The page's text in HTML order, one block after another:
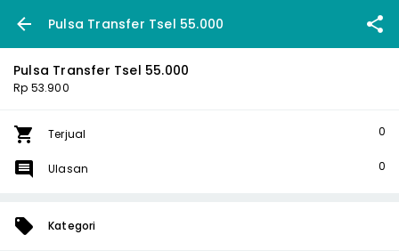
Pulsa Transfer Tsel 55.000
Pulsa Transfer Tsel 55.000
Rp 53.900
Terjual 0
Ulasan 0
Kategori